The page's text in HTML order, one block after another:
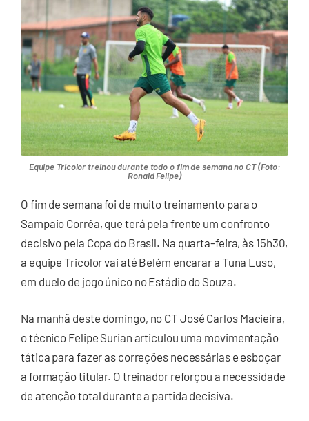
Equipe Tricolor treinou durante todo o fim de semana no CT (Foto:
Ronald Felipe)
O fim de semana foi de muito treinamento para o
Sampaio Corrêa, que terá pela frente um confronto
decisivo pela Copa do Brasil. Na quarta-feira, às 15h30,
a equipe Tricolor vai até Belém encarar a Tuna Luso,
em duelo de jogo único no Estádio do Souza.
Na manhã deste domingo, no CT José Carlos Macieira,
o técnico Felipe Surian articulou uma movimentação
tática para fazer as correções necessárias e esboçar
a formação titular. O treinador reforçou a necessidade
de atenção total durante a partida decisiva.